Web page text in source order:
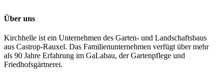
Über uns
Kirchhelle ist ein Unternehmen des Garten- und Landschaftsbaus
aus Castrop-Rauxel. Das Familienunternehmen verfügt über mehr
als 90 Jahre Erfahrung im GaLabau, der Gartenpflege und
Friedhofsgärtnerei.